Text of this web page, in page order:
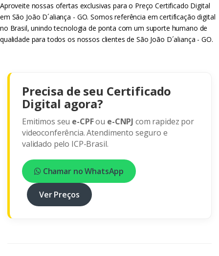
Aproveite nossas ofertas exclusivas para o Preço Certificado Digital
em São João D´aliança - GO. Somos referência em certificação digital
no Brasil, unindo tecnologia de ponta com um suporte humano de
qualidade para todos os nossos clientes de São João D´aliança - GO.
Precisa de seu Certificado
Digital agora?
Emitimos seu e-CPFou e-CNPJ com rapidez por
videoconferência. Atendimento seguro e
validado pelo ICP-Brasil.
Chamar no WhatsApp
Ver Preços